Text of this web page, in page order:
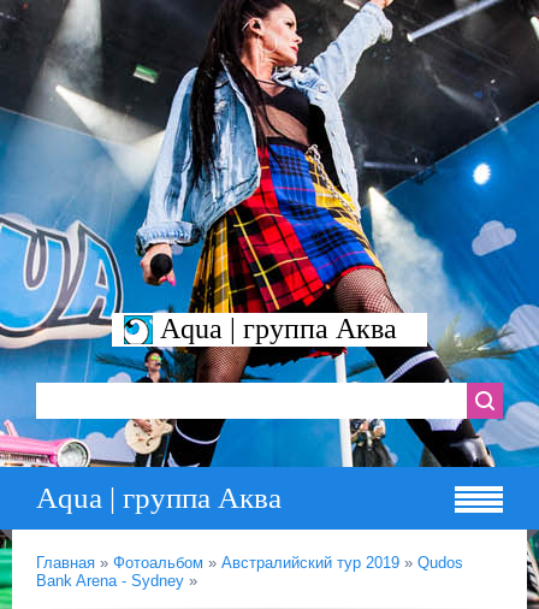
Aqua | группа Аква
Aqua | группа Аква
Главная » Фотоальбом » Австралийский тур 2019 » Qudos
Bank Arena - Sydney »